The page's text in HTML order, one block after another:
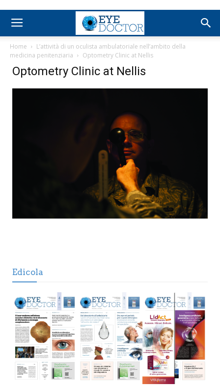
Home
L’attività di un oculista ambulatoriale nell’ambito della
medicina penitenziaria
Optometry Clinic at Nellis
Optometry Clinic at Nellis
Edicola